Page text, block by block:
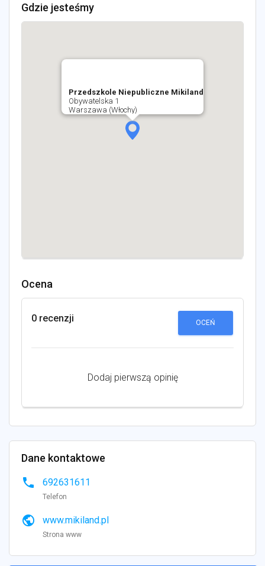
Gdzie jesteśmy
Przedszkole Niepubliczne Mikiland
Obywatelska 1
Warszawa (Włochy)
Ocena
0 recenzji OCEŃ
Dodaj pierwszą opinię
Dane kontaktowe
phone 692631611
Telefon
public www.mikiland.pl
Strona www